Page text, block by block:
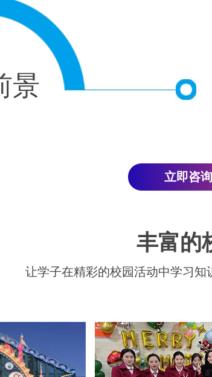
景
立即咨
丰富的
让学子在精彩的校园活动中学习